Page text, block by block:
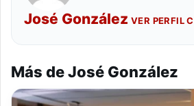
José González VER PERFIL
Más de José González